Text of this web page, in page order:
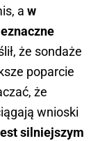
a w
że sondaże
poparcie
że
wnioski
silniejszym